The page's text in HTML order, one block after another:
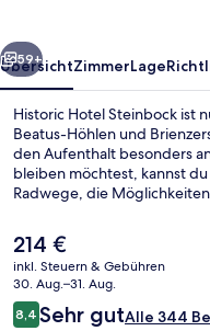
Weiter
59+
ÜbersichtZimmerLage
Historic Hotel Steinbock ist
Beatus-Höhlen und
den Aufenthalt besonders
bleiben möchtest, kannst
Radwege, die
Terrasse and einen Garten.
Der
aktuelle
Preis
beträgt
214 €.
214 €
inkl. Steuern & Gebühren
30. Aug.–31. Aug.
Bewertungen
8,48,4 von 10.
Sehr gutAlle 344